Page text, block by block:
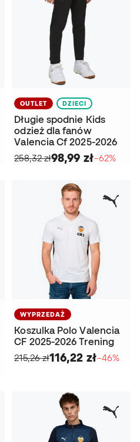
OUTLET DZIECI
Długie spodnie Kids
odzież dla fanów
Valencia Cf 2025-2026
258,32 zł98,99 zł−62%
WYPRZEDAŻ
Koszulka Polo Valencia
CF 2025-2026 Trening
215,26 zł116,22 zł−46%